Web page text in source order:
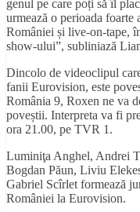
genul pe care poți să îl
urmează o perioada
României și live-on-tape,
show-ului”, subliniază
Dincolo de videoclipul
fanii Eurovision, este
România 9, Roxen ne va
poveștii. Interpreta va fi
ora 21.00, pe TVR 1.
Luminiţa Anghel, Andrei
Bogdan Păun, Liviu
Gabriel Scîrlet formează
României la Eurovision.